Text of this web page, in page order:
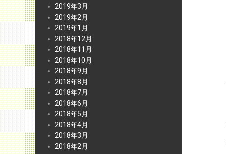
2019年3月
2019年2月
2019年1月
2018年12月
2018年11月
2018年10月
2018年9月
2018年8月
2018年7月
2018年6月
2018年5月
2018年4月
2018年3月
2018年2月